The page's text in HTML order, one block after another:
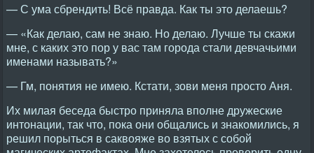
— С ума сбрендить! Всё правда. Как ты это делаешь?
— «Как делаю, сам не знаю. Но делаю. Лучше ты скажи
мне, с каких это пор у вас там города стали девчачьими
именами называть?»
— Гм, понятия не имею. Кстати, зови меня просто Аня.
Их милая беседа быстро приняла вполне дружеские
интонации, так что, пока они общались и знакомились, я
решил порыться в саквояже во взятых с собой